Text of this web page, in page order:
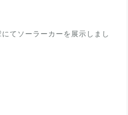
てソーラーカーを展示しまし